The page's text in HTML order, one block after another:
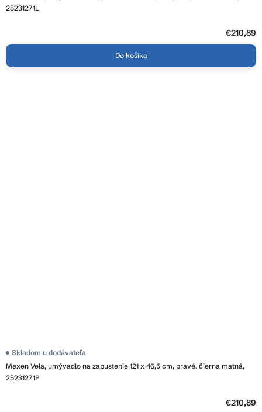
25231271L
€210,89
Do košíka
Mexen Vela, umývadlo na zapustenie 121 x 46,5 cm, pravé, čierna matná,
25231271P
Skladom u dodávateľa
€210,89